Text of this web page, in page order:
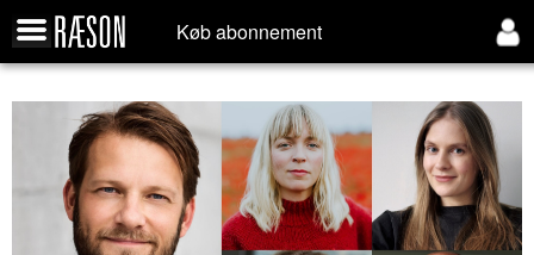
Køb abonnement